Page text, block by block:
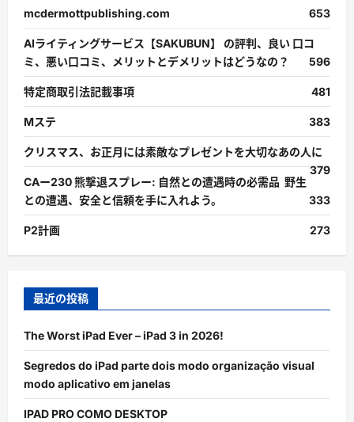
mcdermottpublishing.com 653
AIライティングサービス【SAKUBUN】 の評判、良い 口コ
ミ、悪い口コミ、メリットとデメリットはどうなの？
596
特定商取引法記載事項 481
Mステ 383
クリスマス、お正月には素敵なプレゼントを大切なあの人に
379
CAー230 熊撃退スプレー: 自然との遭遇時の必需品 野生
との遭遇、安全と信頼を手に入れよう。
333
P2計画 273
最近の投稿
The Worst iPad Ever – iPad 3 in 2026!
Segredos do iPad parte dois modo organização visual
modo aplicativo em janelas
IPAD PRO COMO DESKTOP